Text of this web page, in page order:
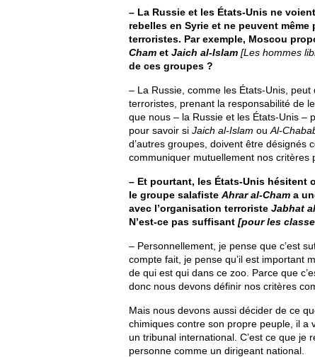
– La Russie et les États-Unis ne
rebelles en Syrie et ne peuvent
terroristes. Par exemple, Moscou
Cham et Jaich al-Islam [Les hommes
de ces groupes ?
– La Russie, comme les États-Unis,
terroristes, prenant la responsabilité de
que nous – la Russie et les États-Unis –
pour savoir si Jaich al-Islam ou Al-
d’autres groupes, doivent être désignés
communiquer mutuellement nos critères
– Et pourtant, les États-Unis hésitent
le groupe salafiste Ahrar al-Cham a
avec l’organisation terroriste Jabhat
N’est-ce pas suffisant [pour les
– Personnellement, je pense que c’est
compte fait, je pense qu’il est important
de qui est qui dans ce zoo. Parce que
donc nous devons définir nos critères
Mais nous devons aussi décider de ce
chimiques contre son propre peuple, il a
un tribunal international. C’est ce que je
personne comme un dirigeant national.